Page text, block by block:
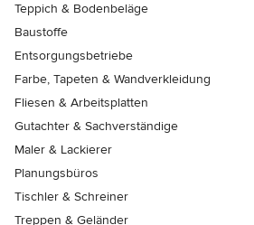
Teppich & Bodenbeläge
Baustoffe
Entsorgungsbetriebe
Farbe, Tapeten & Wandverkleidung
Fliesen & Arbeitsplatten
Gutachter & Sachverständige
Maler & Lackierer
Planungsbüros
Tischler & Schreiner
Treppen & Geländer